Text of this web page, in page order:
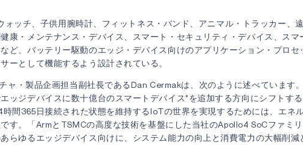
ォッチ、子供用腕時計、フィットネス・バンド、アニマル・トラッカー、
康・メンテナンス・デバイス、スマート・セキュリティ・デバイス、スマ
ど、バッテリー駆動のエッジ・デバイス向けのアプリケーション・プロセ
ーとして機能するよう設計されている。
ャ・製品企画担当副社長であるDan Cermakは、次のように述べています。
エッジデバイスに数十億台のスマートデバイス*を追加する方向にシフトする
間365日接続された状態を維持するIoTの世界を実現するためには、エネ
す。「ArmとTSMCの高度な技術を基盤にした当社のApollo4 SoCファミ
らゆるエッジデバイス向けに、システム能力の向上と消費電力の大幅削減